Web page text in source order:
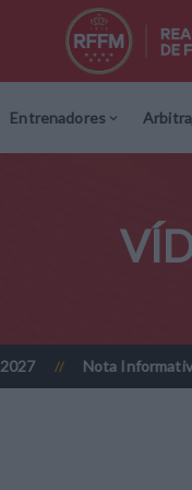
Entrenadores
Informativa RFFM -